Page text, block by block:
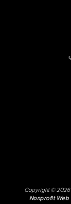
Copyright © 2026
Nonprofit Web